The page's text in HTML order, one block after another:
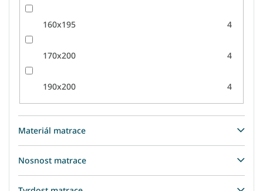
160x195 4
170x200 4
190x200 4
Materiál matrace
Nosnost matrace